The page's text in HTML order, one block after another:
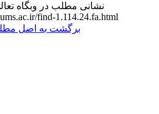
نشانی مطلب در وبگاه
find-1.114.24.fa.html
برگشت به اصل